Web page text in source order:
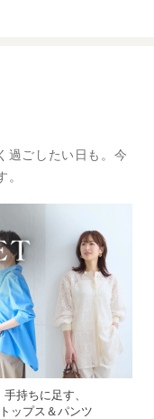
過ごしたい日も。今
手持ちに足す、
トップス＆パンツ